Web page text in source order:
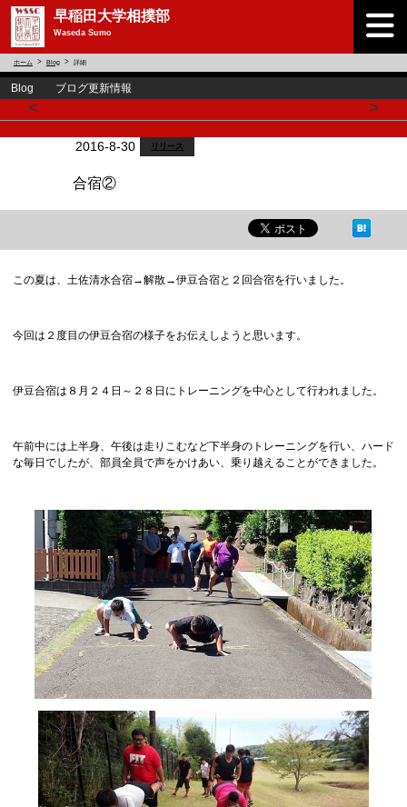
早稲田大学相撲部
Waseda Sumo
ホーム Blog 詳細
Blog ブログ更新情報
< >
2016-8-30 リリース
合宿②
この夏は、土佐清水合宿→解散→伊豆合宿と２回合宿を行いました。
今回は２度目の伊豆合宿の様子をお伝えしようと思います。
伊豆合宿は８月２４日～２８日にトレーニングを中心として行われました。
午前中には上半身、午後は走りこむなど下半身のトレーニングを行い、ハード
な毎日でしたが、部員全員で声をかけあい、乗り越えることができました。